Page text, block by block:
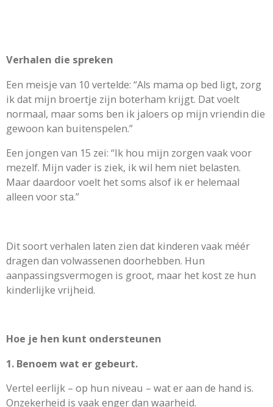
Verhalen die spreken
Een meisje van 10 vertelde: “Als mama op bed ligt, zorg
ik dat mijn broertje zijn boterham krijgt. Dat voelt
normaal, maar soms ben ik jaloers op mijn vriendin die
gewoon kan buitenspelen.”
Een jongen van 15 zei: “Ik hou mijn zorgen vaak voor
mezelf. Mijn vader is ziek, ik wil hem niet belasten.
Maar daardoor voelt het soms alsof ik er helemaal
alleen voor sta.”
Dit soort verhalen laten zien dat kinderen vaak méér
dragen dan volwassenen doorhebben. Hun
aanpassingsvermogen is groot, maar het kost ze hun
kinderlijke vrijheid.
Hoe je hen kunt ondersteunen
1. Benoem wat er gebeurt.
Vertel eerlijk – op hun niveau – wat er aan de hand is.
Onzekerheid is vaak enger dan waarheid.